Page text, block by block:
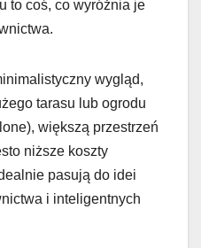
to coś, co wyróżnia je
wygląd,
tarasu lub ogrodu
większą przestrzeń
niższe koszty
pasują do idei
i inteligentnych